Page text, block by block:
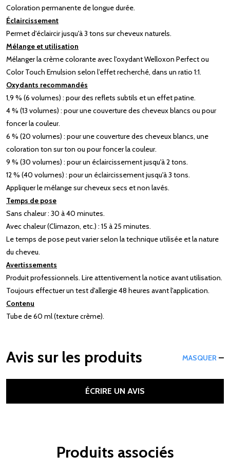
Coloration permanente de longue durée.
Éclaircissement
Permet d'éclaircir jusqu'à 3 tons sur cheveux naturels.
Mélange et utilisation
Mélanger la crème colorante avec l'oxydant Welloxon Perfect ou
Color Touch Emulsion selon l’effet recherché, dans un ratio 1:1.
Oxydants recommandés
1,9 % (6 volumes) : pour des reflets subtils et un effet patine.
4 % (13 volumes) : pour une couverture des cheveux blancs ou pour
foncer la couleur.
6 % (20 volumes) : pour une couverture des cheveux blancs, une
coloration ton sur ton ou pour foncer la couleur.
9 % (30 volumes) : pour un éclaircissement jusqu'à 2 tons.
12 % (40 volumes) : pour un éclaircissement jusqu'à 3 tons.
Appliquer le mélange sur cheveux secs et non lavés.
Temps de pose
Sans chaleur : 30 à 40 minutes.
Avec chaleur (Climazon, etc.) : 15 à 25 minutes.
Le temps de pose peut varier selon la technique utilisée et la nature
du cheveu.
Avertissements
Produit professionnels. Lire attentivement la notice avant utilisation.
Toujours effectuer un test d'allergie 48 heures avant l'application.
Contenu
Tube de 60 ml (texture crème).
Avis sur les produits MASQUER
ÉCRIRE UN AVIS
Produits associés